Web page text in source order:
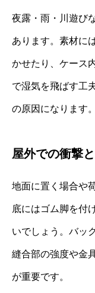
夜露・雨・川遊び
あります。素材に
かせたり、ケース
で湿気を飛ばす工
の原因になります。
屋外での衝撃
地面に置く場合や
底にはゴム脚を付
いでしょう。バッ
縫合部の強度や金
が重要です。